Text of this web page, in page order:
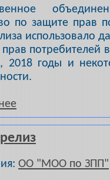
по защите прав
использовало
потребителей
2018 годы и
ОО "МОО по ЗПП"